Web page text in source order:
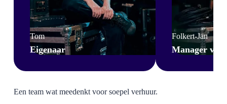
Tom
Eigenaar
Folkert-Jan
Manager van
Een team wat meedenkt voor soepel verhuur.